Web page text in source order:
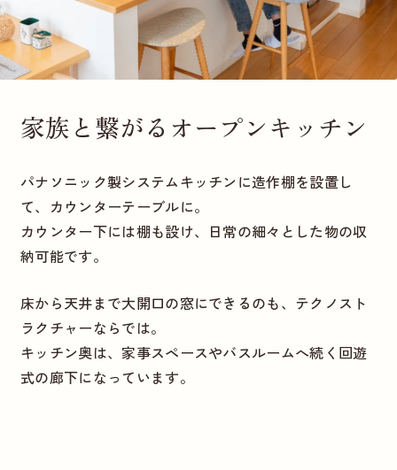
家族と繋がるオープンキッチン
パナソニック製システムキッチンに造作棚を設置し
て、カウンターテーブルに。
カウンター下には棚も設け、日常の細々とした物の収
納可能です。
床から天井まで大開口の窓にできるのも、テクノスト
ラクチャーならでは。
キッチン奥は、家事スペースやバスルームへ続く回遊
式の廊下になっています。